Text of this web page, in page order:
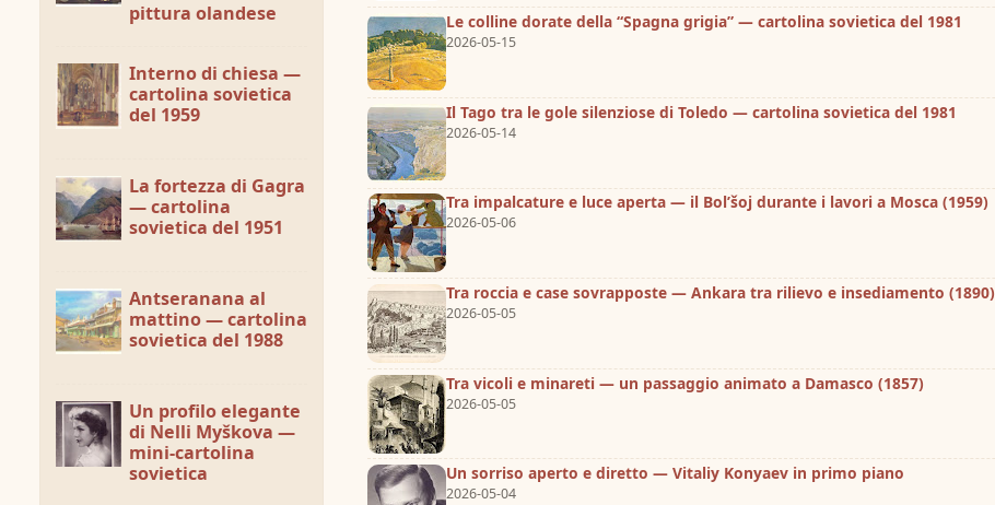
Le colline dorate della “Spagna grigia” — cartolina sovietica del 1981
2026-05-15
Il Tago tra le gole silenziose di Toledo — cartolina sovietica del 1981
2026-05-14
Tra impalcature e luce aperta — il Bol’šoj durante i lavori a Mosca (1959)
2026-05-06
Tra roccia e case sovrapposte — Ankara tra rilievo e insediamento (1890)
2026-05-05
Tra vicoli e minareti — un passaggio animato a Damasco (1857)
2026-05-05
Un sorriso aperto e diretto — Vitaliy Konyaev in primo piano
2026-05-04
pittura olandese
Interno di chiesa —
cartolina sovietica
del 1959
La fortezza di Gagra
— cartolina
sovietica del 1951
Antseranana al
mattino — cartolina
sovietica del 1988
Un profilo elegante
di Nelli Myškova —
mini-cartolina
sovietica